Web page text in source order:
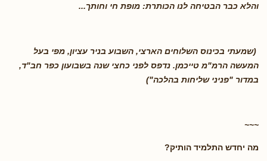
והלא כבר הבטיחה לנו הכותרת: מופת חי וחותך...
(שמעתי בכינוס השלוחים הארצי, השבוע בניר עציון, מפי בעל
המעשה הרמ"מ טייכמן. נדפס לפני כחצי שנה בשבועון כפר חב"ד,
במדור "פניני שליחות בהלכה")
~~~
מה יחדש התלמיד הותיק?